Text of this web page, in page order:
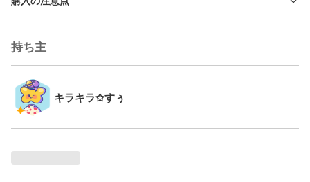
持ち主
キラキラ✩すぅ